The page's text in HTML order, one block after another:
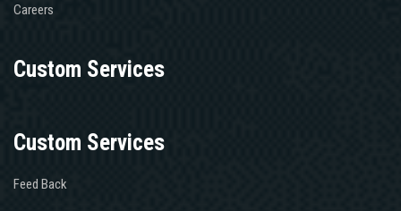
Careers
Custom Services
Custom Services
Feed Back